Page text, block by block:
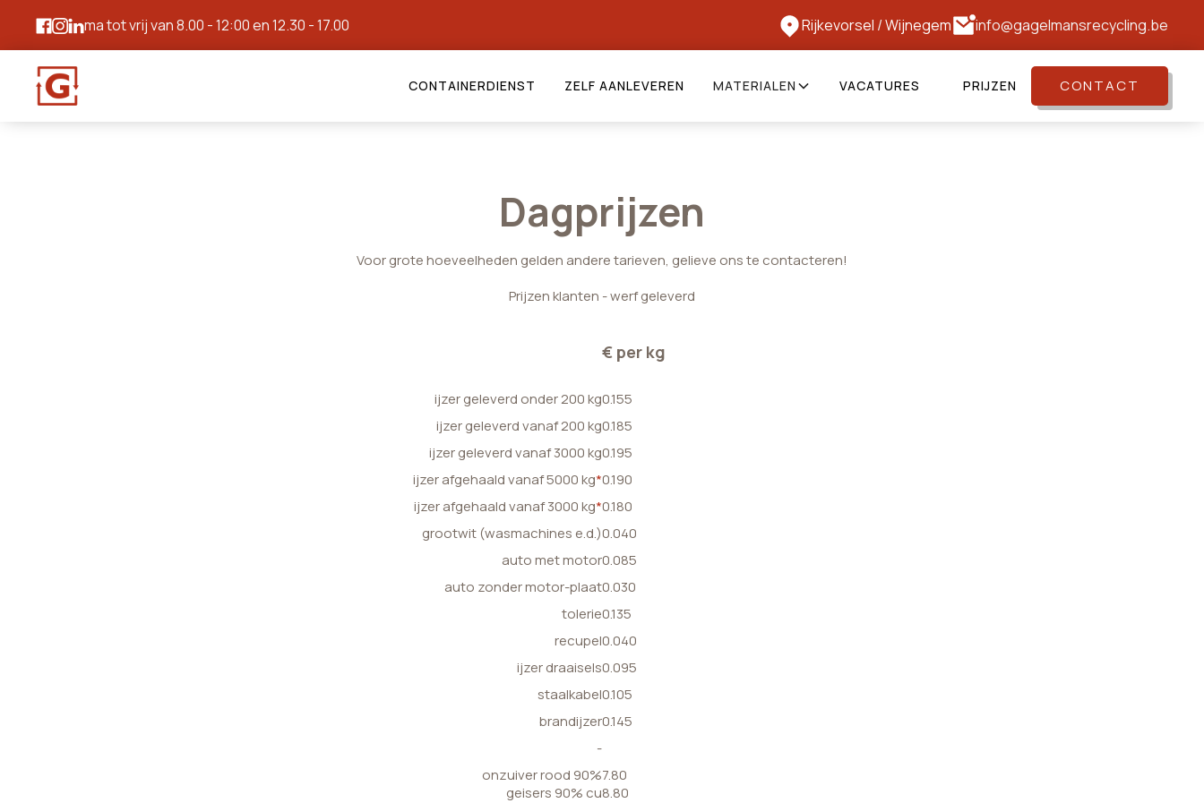
ma tot vrij van 8.00 - 12:00 en 12.30 - 17.00 Rijkevorsel /Wijnegem info@gagelmansrecycling.be
CONTAINERDIENST ZELF AANLEVEREN MATERIALEN VACATURES PRIJZEN CONTACT
Dagprijzen
Voor grote hoeveelheden gelden andere tarieven, gelieve ons te contacteren!
Prijzen klanten - werf geleverd
€ per kg
ijzer geleverd onder 200 kg0.155
ijzer geleverd vanaf 200 kg0.185
ijzer geleverd vanaf 3000 kg0.195
ijzer afgehaald vanaf 5000 kg*0.190
ijzer afgehaald vanaf 3000 kg*0.180
grootwit (wasmachines e.d.)0.040
auto met motor0.085
auto zonder motor-plaat0.030
tolerie0.135
recupel0.040
ijzer draaisels0.095
staalkabel0.105
brandijzer0.145
-
onzuiver rood 90%
geisers 90% cu
7.80
8.80